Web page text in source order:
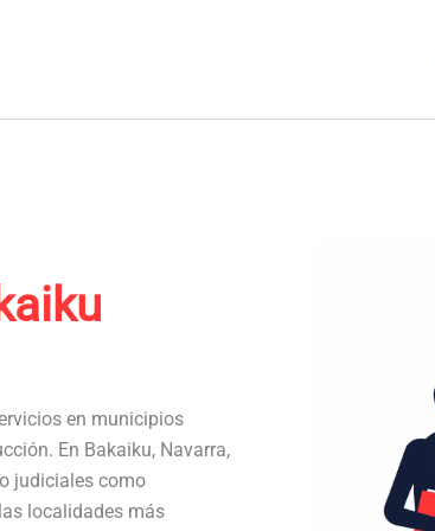
en municipios
En Bakaiku, Navarra,
judiciales como
localidades más